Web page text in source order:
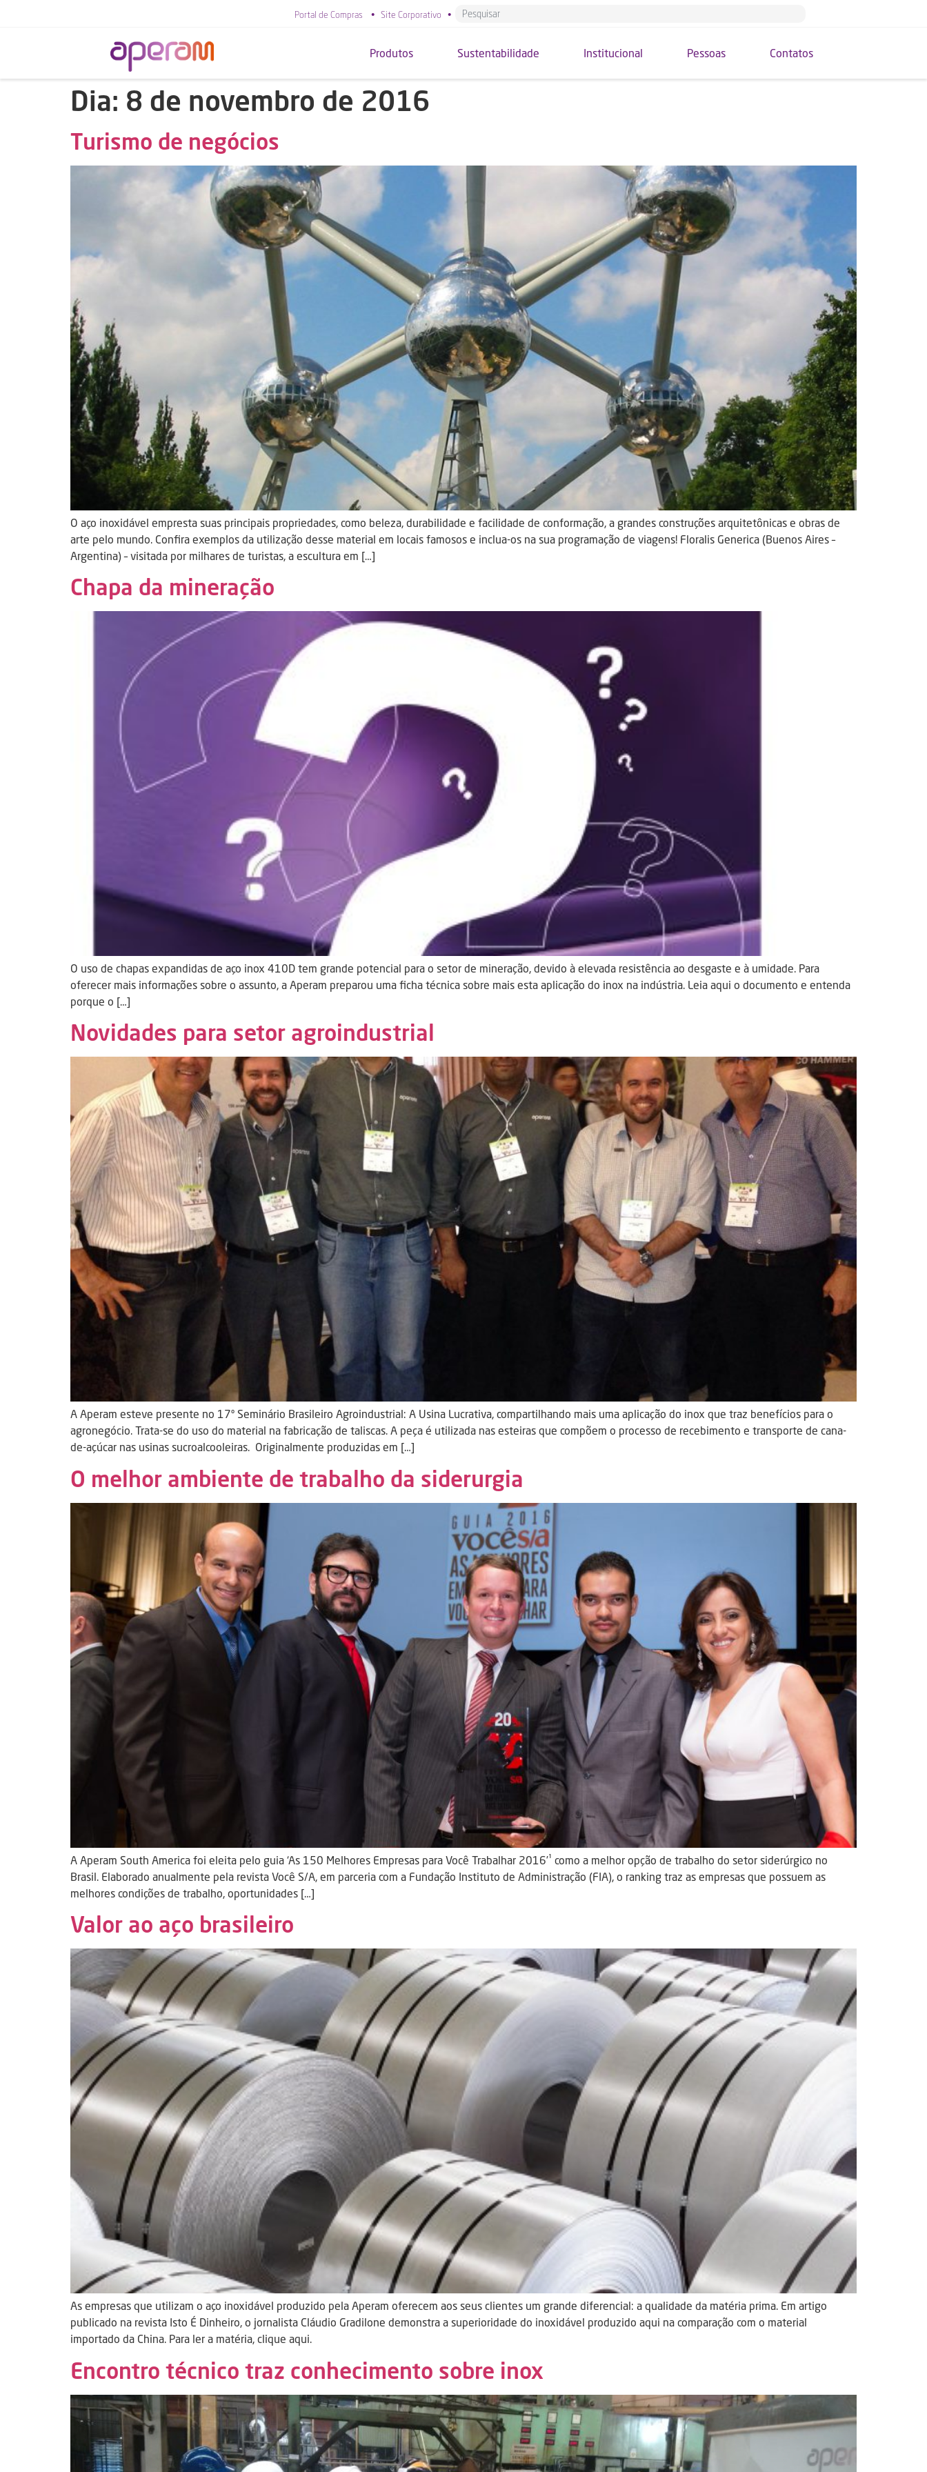
Portal de Compras • Site Corporativo •
Produtos Sustentabilidade Institucional Pessoas Contatos
Dia: 8 de novembro de 2016
Turismo de negócios
O aço inoxidável empresta suas principais propriedades, como beleza, durabilidade e facilidade de conformação, a grandes construções arquitetônicas e obras de
arte pelo mundo. Confira exemplos da utilização desse material em locais famosos e inclua-os na sua programação de viagens! Floralis Generica (Buenos Aires –
Argentina) – visitada por milhares de turistas, a escultura em […]
Chapa da mineração
O uso de chapas expandidas de aço inox 410D tem grande potencial para o setor de mineração, devido à elevada resistência ao desgaste e à umidade. Para
oferecer mais informações sobre o assunto, a Aperam preparou uma ficha técnica sobre mais esta aplicação do inox na indústria. Leia aqui o documento e entenda
porque o […]
Novidades para setor agroindustrial
A Aperam esteve presente no 17º Seminário Brasileiro Agroindustrial: A Usina Lucrativa, compartilhando mais uma aplicação do inox que traz benefícios para o
agronegócio. Trata-se do uso do material na fabricação de taliscas. A peça é utilizada nas esteiras que compõem o processo de recebimento e transporte de cana-
de-açúcar nas usinas sucroalcooleiras. Originalmente produzidas em […]
O melhor ambiente de trabalho da siderurgia
A Aperam South America foi eleita pelo guia ‘As 150 Melhores Empresas para Você Trabalhar 2016’¹ como a melhor opção de trabalho do setor siderúrgico no
Brasil. Elaborado anualmente pela revista Você S/A, em parceria com a Fundação Instituto de Administração (FIA), o ranking traz as empresas que possuem as
melhores condições de trabalho, oportunidades […]
Valor ao aço brasileiro
As empresas que utilizam o aço inoxidável produzido pela Aperam oferecem aos seus clientes um grande diferencial: a qualidade da matéria prima. Em artigo
publicado na revista Isto É Dinheiro, o jornalista Cláudio Gradilone demonstra a superioridade do inoxidável produzido aqui na comparação com o material
importado da China. Para ler a matéria, clique aqui.
Encontro técnico traz conhecimento sobre inox